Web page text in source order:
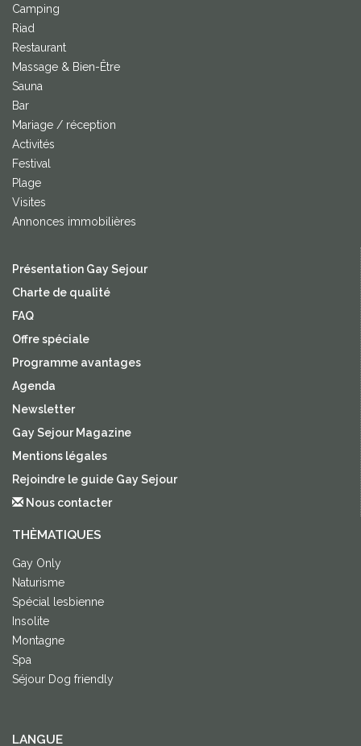
Camping
Riad
Restaurant
Massage & Bien-Être
Sauna
Bar
Mariage / réception
Activités
Festival
Plage
Visites
Annonces immobilières
Présentation Gay Sejour
Charte de qualité
FAQ
Offre spéciale
Programme avantages
Agenda
Newsletter
Gay Sejour Magazine
Mentions légales
Rejoindre le guide Gay Sejour
Nous contacter
THÈMATIQUES
Gay Only
Naturisme
Spécial lesbienne
Insolite
Montagne
Spa
Séjour Dog friendly
LANGUE